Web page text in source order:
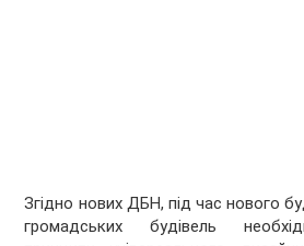
Згідно нових ДБН, під час нового
громадських будівель